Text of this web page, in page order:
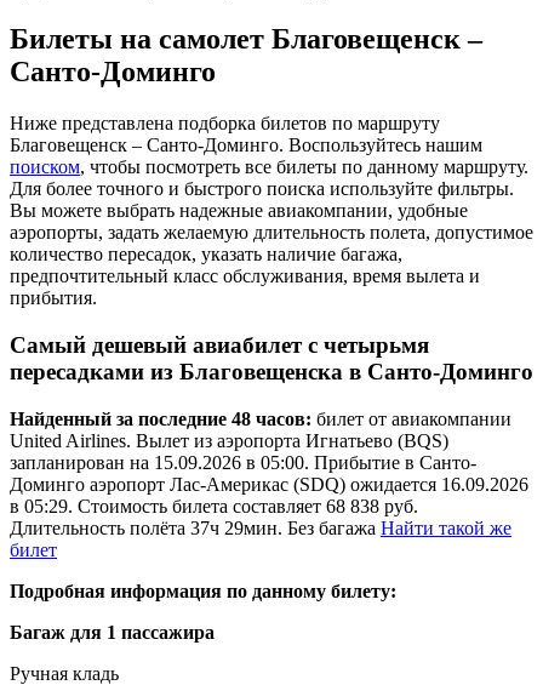
Билеты на самолет Благовещенск –
Санто-Доминго
Ниже представлена подборка билетов по маршруту
Благовещенск – Санто-Доминго. Воспользуйтесь нашим
поиском, чтобы посмотреть все билеты по данному маршруту.
Для более точного и быстрого поиска используйте фильтры.
Вы можете выбрать надежные авиакомпании, удобные
аэропорты, задать желаемую длительность полета, допустимое
количество пересадок, указать наличие багажа,
предпочтительный класс обслуживания, время вылета и
прибытия.
Самый дешевый авиабилет с четырьмя
пересадками из Благовещенска в Санто-Доминго
Найденный за последние 48 часов: билет от авиакомпании
United Airlines. Вылет из аэропорта Игнатьево (BQS)
запланирован на 15.09.2026 в 05:00. Прибытие в Санто-
Доминго аэропорт Лас-Америкас (SDQ) ожидается 16.09.2026
в 05:29. Стоимость билета составляет 68 838 руб.
Длительность полёта 37ч 29мин. Без багажа Найти такой же
билет
Подробная информация по данному билету:
Багаж для 1 пассажира
Ручная кладь